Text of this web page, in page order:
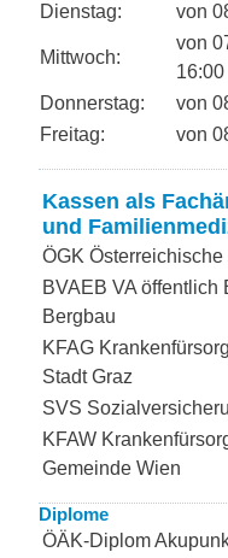
Dienstag:
von
Mittwoch:
von
16:00
Donnerstag:
von
Freitag:
von
Kassen als
und
ÖGK
BVAEB VA öffentlich
Bergbau
KFAG
Stadt Graz
SVS
KFAW
Gemeinde Wien
Diplome
ÖÄK-Diplom